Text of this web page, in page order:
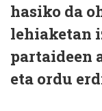
hasiko da
lehiaketan
partaideen
eta ordu